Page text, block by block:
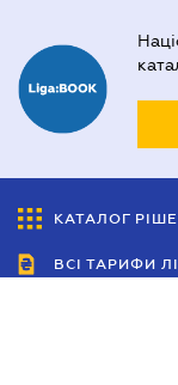
КАТАЛОГ
ВСІ ТАРИФИ